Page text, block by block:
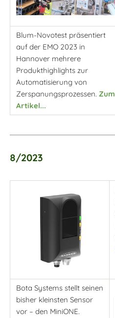
Blum-Novotest präsentiert
auf der EMO 2023 in
Hannover mehrere
Produkthighlights zur
Automatisierung von
Zerspanungsprozessen. Zum
Artikel...
8/2023
Bota Systems stellt seinen
bisher kleinsten Sensor
vor – den MiniONE.